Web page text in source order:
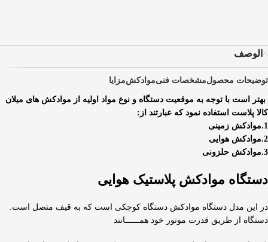
الوصف
توضیحات محصولمشخصات فنیموادکشمزایا
بهتر است با توجه به موقعیت دستگاه و نوع مواد اولیه از موادکش های میلان
کالا پلاست استفاده نمود که عبارتند از:
1.موادکش زمینی
2.موادکش هوایی
3.موادکش حلزونی
دستگاه موادکش پلاستیک هوایی
در این مدل دستگاه موادکش دستگاه کوچکی است که به قیف متصل است.
دستگاه از طریق قدرت موتور خود همــــــانند